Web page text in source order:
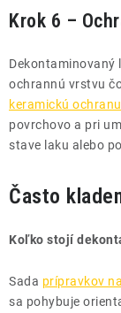
Krok 6 –
Dekontaminovaný
ochrannú vrstvu
keramickú ochranu
povrchovo a pri
stave laku alebo
Často
Koľko stojí
Sada prípravkov
sa pohybuje